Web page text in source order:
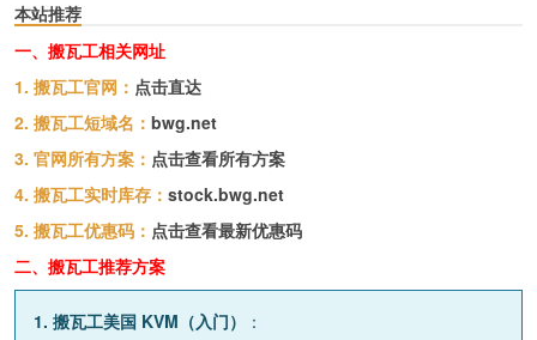
本站推荐
一、搬瓦工相关网址
1. 搬瓦工官网： 点击直达
2. 搬瓦工短域名： bwg.net
3. 官网所有方案： 点击查看所有方案
4. 搬瓦工实时库存： stock.bwg.net
5. 搬瓦工优惠码： 点击查看最新优惠码
二、搬瓦工推荐方案
1. 搬瓦工美国 KVM（入门）
：